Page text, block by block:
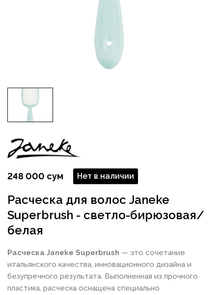
248 000 сум Нет в наличии
Расческа для волос Janeke
Superbrush - светло-бирюзовая/
белая
Расческа Janeke Superbrush — это сочетание
итальянского качества, инновационного дизайна и
безупречного результата. Выполненная из прочного
пластика, расческа оснащена специально